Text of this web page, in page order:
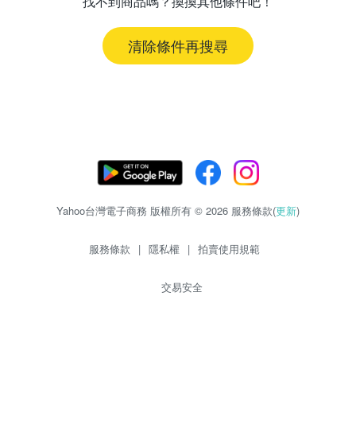
清除條件再搜尋
Yahoo台灣電子商務 版權所有 © 2026 服務條款(更新)
服務條款 | 隱私權 | 拍賣使用規範
交易安全